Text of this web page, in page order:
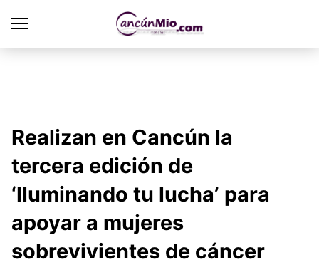
Realizan en Cancún la
tercera edición de
‘Iluminando tu lucha’ para
apoyar a mujeres
sobrevivientes de cáncer